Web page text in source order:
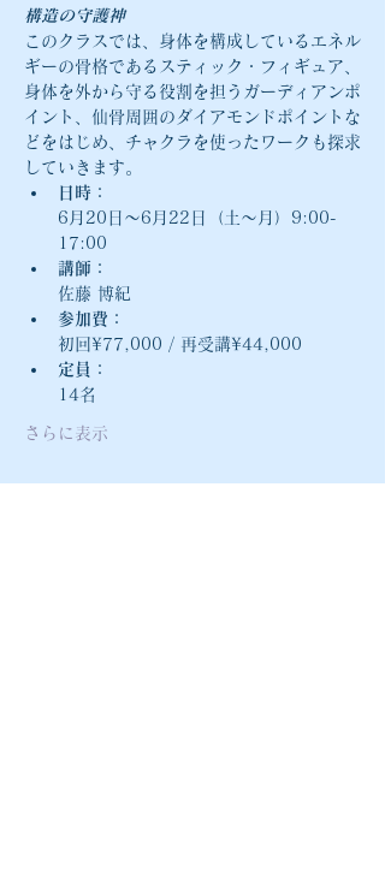
構造の守護神
このクラスでは、身体を構成しているエネル
ギーの骨格であるスティック・フィギュア、
身体を外から守る役割を担うガーディアンポ
イント、仙骨周囲のダイアモンドポイントな
どをはじめ、チャクラを使ったワークも探求
していきます。
日時：
6月20日〜6月22日（土〜月）9:00-
17:00
講師：
佐藤 博紀
参加費：
初回¥77,000 / 再受講¥44,000
定員：
14名
さらに表示